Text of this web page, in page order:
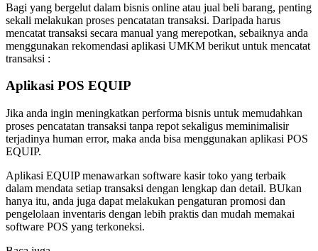
Bagi yang bergelut dalam bisnis online atau jual beli barang, penting
sekali melakukan proses pencatatan transaksi. Daripada harus
mencatat transaksi secara manual yang merepotkan, sebaiknya anda
menggunakan rekomendasi aplikasi UMKM berikut untuk mencatat
transaksi :
Aplikasi POS EQUIP
Jika anda ingin meningkatkan performa bisnis untuk memudahkan
proses pencatatan transaksi tanpa repot sekaligus meminimalisir
terjadinya human error, maka anda bisa menggunakan aplikasi POS
EQUIP.
Aplikasi EQUIP menawarkan software kasir toko yang terbaik
dalam mendata setiap transaksi dengan lengkap dan detail. BUkan
hanya itu, anda juga dapat melakukan pengaturan promosi dan
pengelolaan inventaris dengan lebih praktis dan mudah memakai
software POS yang terkoneksi.